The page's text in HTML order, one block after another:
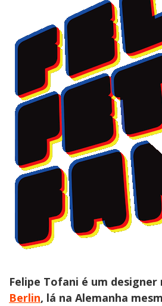
Felipe Tofani é um
Berlin, lá na Alemanha